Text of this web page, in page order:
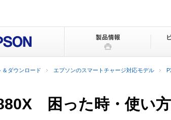
＆ダウンロード エプソンのスマートチャージ対応モデル
困った時・使い